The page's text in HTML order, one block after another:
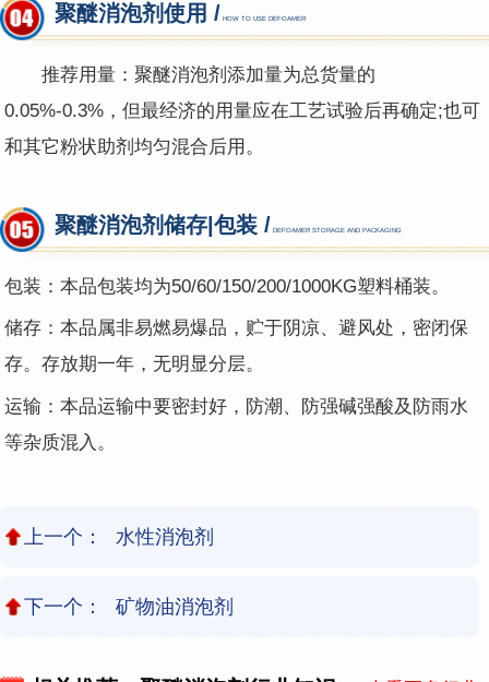
聚醚消泡剂使用 / HOW TO USE DEFOAMER
推荐用量：聚醚消泡剂添加量为总货量的
0.05%-0.3%，但最经济的用量应在工艺试验后再确定;也可
和其它粉状助剂均匀混合后用。
聚醚消泡剂储存|包装 / DEFOAMER STORAGE AND PACKAGING
包装：本品包装均为50/60/150/200/1000KG塑料桶装。
储存：本品属非易燃易爆品，贮于阴凉、避风处，密闭保
存。存放期一年，无明显分层。
运输：本品运输中要密封好，防潮、防强碱强酸及防雨水
等杂质混入。
上一个： 水性消泡剂
下一个： 矿物油消泡剂